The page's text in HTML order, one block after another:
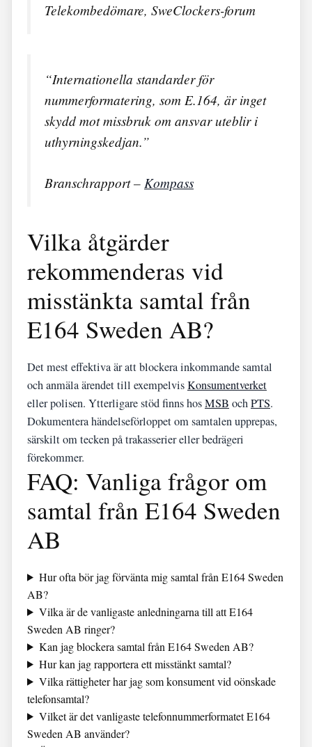
Telekombedömare, SweClockers-forum
“Internationella standarder för
nummerformatering, som E.164, är inget
skydd mot missbruk om ansvar uteblir i
uthyrningskedjan.”
Branschrapport – Kompass
Vilka åtgärder
rekommenderas vid
misstänkta samtal från
E164 Sweden AB?
Det mest effektiva är att blockera inkommande samtal
och anmäla ärendet till exempelvisKonsumentverket
eller polisen. Ytterligare stöd finns hosMSB ochPTS.
Dokumentera händelseförloppet om samtalen upprepas,
särskilt om tecken på trakasserier eller bedrägeri
förekommer.
FAQ: Vanliga frågor om
samtal från E164 Sweden
AB
Hur ofta bör jag förvänta mig samtal från E164 Sweden
AB?
Vilka är de vanligaste anledningarna till att E164
Sweden AB ringer?
Kan jag blockera samtal från E164 Sweden AB?
Hur kan jag rapportera ett misstänkt samtal?
Vilka rättigheter har jag som konsument vid oönskade
telefonsamtal?
Vilket är det vanligaste telefonnummerformatet E164
Sweden AB använder?